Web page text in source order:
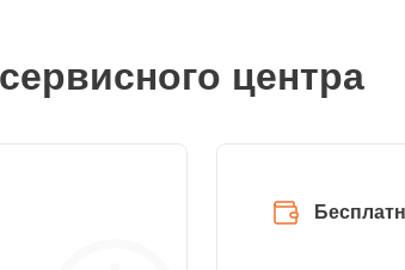
центра